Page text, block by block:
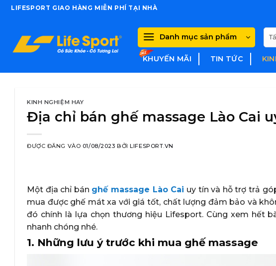
SkipLIFESPORT GIAO HÀNG MIỄN PHÍ TẠI NHÀ
Danh mục sản phẩm
KHUYẾN MÃI TIN TỨC
KINH NGHIỆM HAY
Địa chỉ bán ghế massage Lào Cai
ĐƯỢC ĐĂNG VÀO 01/08/2023 BỞILIFESPORT.VN
Một địa chỉ bán ghế massage Lào Cai uy tín và hỗ trợ trả
mua được ghế mát xa với giá tốt, chất lượng đảm bảo và
đó chính là lựa chọn thương hiệu Lifesport. Cùng xem hết
nhanh chóng nhé.
1. Những lưu ý trước khi mua ghế massage